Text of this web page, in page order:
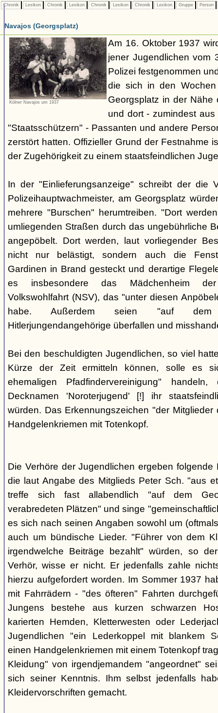
Chronik Lexikon Chronik Lexikon Chronik Lexikon Chronik Lexikon Gruppe Person
Navajos (Georgsplatz)
Kölner Navajos um 1937
Am 16. Oktober 1937
jener Jugendlichen vom
Polizei festgenommen
die sich in den
Georgsplatz in der Nähe
und dort - zumindest
"Staatsschützern" - Passanten und andere
zerstört hatten. Offizieller Grund der Festnahme
der Zugehörigkeit zu einem staatsfeindlichen
In der "Einlieferungsanzeige" schreibt der die
Polizeihauptwachmeister, am Georgsplatz
mehrere "Burschen" herumtreiben. "Dort
umliegenden Straßen durch das ungebührliche
angepöbelt. Dort werden, laut vorliegender
nicht nur belästigt, sondern auch die
Gardinen in Brand gesteckt und derartige
es insbesondere das Mädchenheim der
Volkswohlfahrt (NSV), das "unter diesen
habe. Außerdem seien "auf dem
Hitlerjungendangehörige überfallen und
Bei den beschuldigten Jugendlichen, so viel
Kürze der Zeit ermitteln können, solle es
ehemaligen Pfadfindervereinigung"
Decknamen 'Noroterjugend' [!] ihr
würden. Das Erkennungszeichen "der Mitglieder
Handgelenkriemen mit Totenkopf.
Die Verhöre der Jugendlichen ergeben folgende
die laut Angabe des Mitglieds Peter Sch. "aus
treffe sich fast allabendlich "auf dem
verabredeten Plätzen" und singe
es sich nach seinen Angaben sowohl um
auch um bündische Lieder. "Führer von dem
irgendwelche Beiträge bezahlt" würden, so
Verhör, wisse er nicht. Er jedenfalls zahle
hierzu aufgefordert worden. Im Sommer 1937
mit Fahrrädern - "des öfteren" Fahrten
Jungens bestehe aus kurzen schwarzen
karierten Hemden, Kletterwesten oder
Jugendlichen "ein Lederkoppel mit blankem
einen Handgelenkriemen mit einem Totenkopf
Kleidung" von irgendjemandem "angeordnet"
sich seiner Kenntnis. Ihm selbst jedenfalls
Kleidervorschriften gemacht.